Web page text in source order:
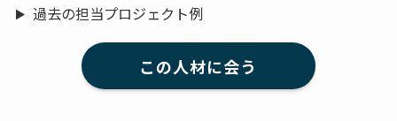
過去の担当プロジェクト例
この人材に会う